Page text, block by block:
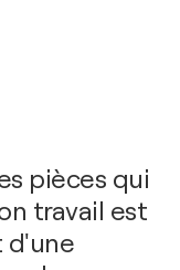
pièces qui
travail est
d'une